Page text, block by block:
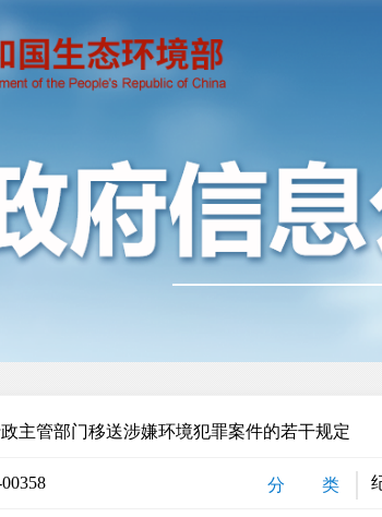
主管部门移送涉嫌环境犯罪案件的若干规定
分 类